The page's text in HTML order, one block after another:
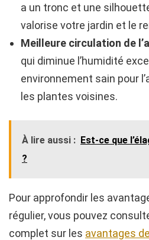
a un tronc et une
valorise votre jardin et le
Meilleure circulation de
qui diminue l’humidité
environnement sain pour
les plantes voisines.
À lire aussi : Est-ce que
?
Pour approfondir les
régulier, vous pouvez
complet sur les avantages